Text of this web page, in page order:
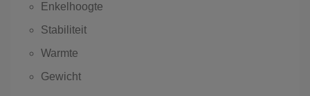
Enkelhoogte
Stabiliteit
Warmte
Gewicht